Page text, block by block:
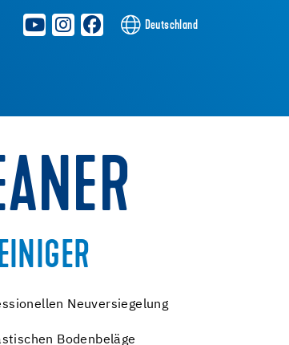
Deutschland
Neuversiegelung
Bodenbeläge